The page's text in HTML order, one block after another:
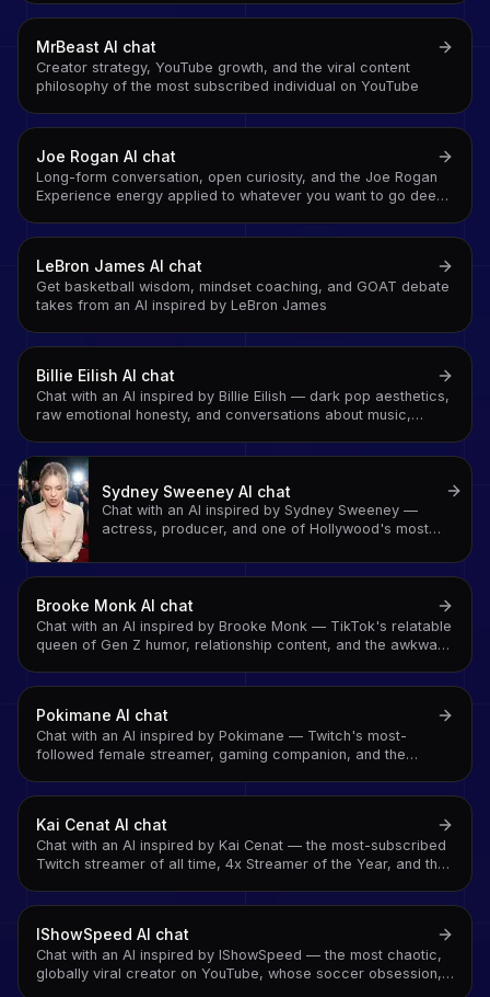
MrBeast AI chat
Creator strategy, YouTube growth, and the viral content
philosophy of the most subscribed individual on YouTube
Joe Rogan AI chat
Long-form conversation, open curiosity, and the Joe Rogan
Experience energy applied to whatever you want to go deep
LeBron James AI chat
Get basketball wisdom, mindset coaching, and GOAT debate
takes from an AI inspired by LeBron James
Billie Eilish AI chat
Chat with an AI inspired by Billie Eilish — dark pop aesthetics,
raw emotional honesty, and conversations about music,
Sydney Sweeney AI chat
Chat with an AI inspired by Sydney Sweeney —
actress, producer, and one of Hollywood's most
building a career on your own terms
Brooke Monk AI chat
Chat with an AI inspired by Brooke Monk — TikTok's relatable
queen of Gen Z humor, relationship content, and the awkward
Pokimane AI chat
Chat with an AI inspired by Pokimane — Twitch's most-
followed female streamer, gaming companion, and the
League of Legends account
Kai Cenat AI chat
Chat with an AI inspired by Kai Cenat — the most-subscribed
Twitch streamer of all time, 4x Streamer of the Year, and the
IShowSpeed AI chat
Chat with an AI inspired by IShowSpeed — the most chaotic,
globally viral creator on YouTube, whose soccer obsession,